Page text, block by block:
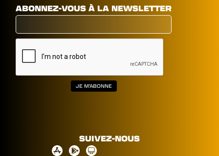
ABONNEZ-VOUS À LA NEWSLETTER
SUIVEZ-NOUS